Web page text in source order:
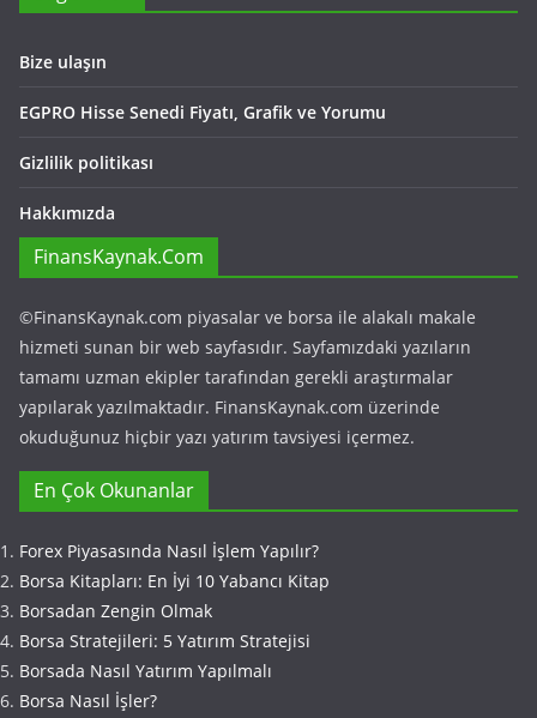
Bize ulaşın
EGPRO Hisse Senedi Fiyatı, Grafik ve Yorumu
Gizlilik politikası
Hakkımızda
FinansKaynak.Com
©FinansKaynak.com piyasalar ve borsa ile alakalı makale
hizmeti sunan bir web sayfasıdır. Sayfamızdaki yazıların
tamamı uzman ekipler tarafından gerekli araştırmalar
yapılarak yazılmaktadır. FinansKaynak.com üzerinde
okuduğunuz hiçbir yazı yatırım tavsiyesi içermez.
En Çok Okunanlar
Forex Piyasasında Nasıl İşlem Yapılır?
Borsa Kitapları: En İyi 10 Yabancı Kitap
Borsadan Zengin Olmak
Borsa Stratejileri: 5 Yatırım Stratejisi
Borsada Nasıl Yatırım Yapılmalı
Borsa Nasıl İşler?